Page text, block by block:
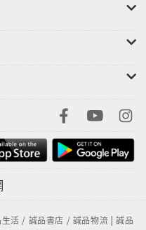
活 / 誠品書店 / 誠品物流 | 誠品